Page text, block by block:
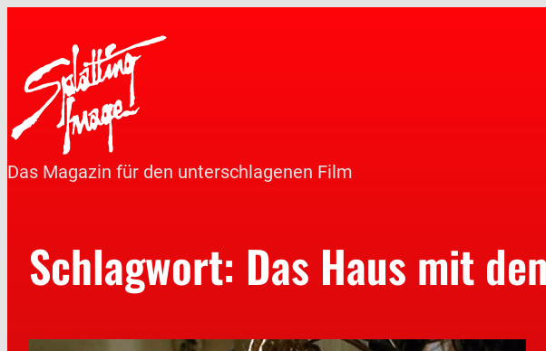
Das Magazin für den unterschlagenen Film
Schlagwort: Das Haus mit